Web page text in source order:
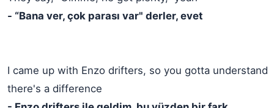
- “Bana ver, çok parası var" derler, evet
I came up with Enzo drifters, so you gotta understand
there's a difference